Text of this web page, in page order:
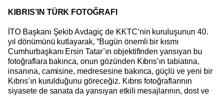
KIBRIS’IN TÜRK FOTOĞRAFI
İTO Başkanı Şekib Avdagiç de KKTC’nin kuruluşunun 40.
yıl dönümünü kutlayarak, “Bugün önemli bir kısmı
Cumhurbaşkanı Ersin Tatar’ın objektifinden yansıyan bu
fotoğraflara bakınca, onun gözünden Kıbrıs’ın tabiatına,
insanına, camisine, medresesine bakınca, güçlü ve yeni bir
Kıbrıs’ın kurulduğunu göreceğiz. Kıbrıs fotoğraflarının
siyasete de sanata da yansıyan etkili mesajlarının, dost ve